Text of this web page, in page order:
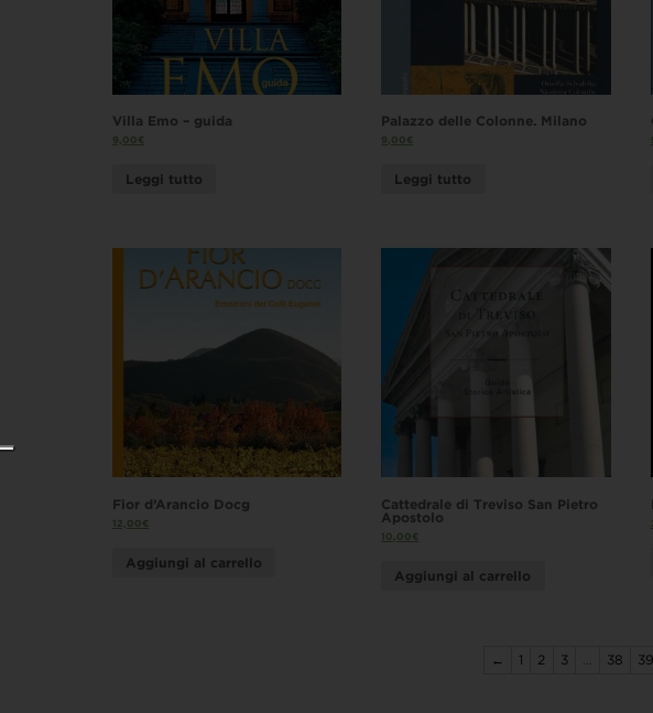
Villa Emo – guida
9,00€
Leggi tutto
Palazzo delle Colonne. Milano
9,00€
Leggi tutto
Fior d’Arancio Docg
12,00€
Aggiungi al carrello
Cattedrale di Treviso San Pietro
Apostolo
10,00€
Aggiungi al carrello
← 1 2 3 38 39